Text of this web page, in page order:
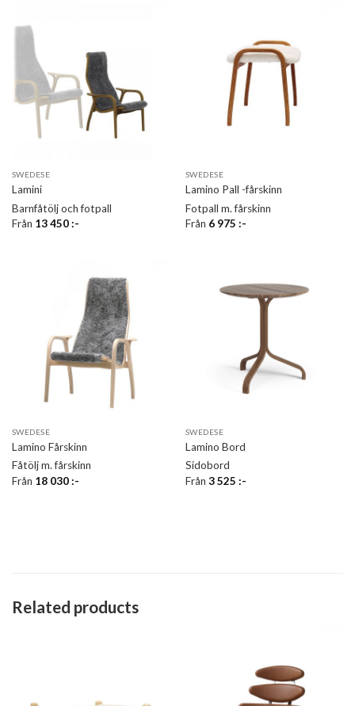
SWEDESE
Lamini
Barnfåtölj och fotpall
Från 13 450:-
SWEDESE
Lamino Pall -fårskinn
Fotpall m. fårskinn
Från 6 975 :-
SWEDESE
Lamino Fårskinn
Fåtölj m. fårskinn
Från 18 030:-
SWEDESE
Lamino Bord
Sidobord
Från 3 525 :-
Related products